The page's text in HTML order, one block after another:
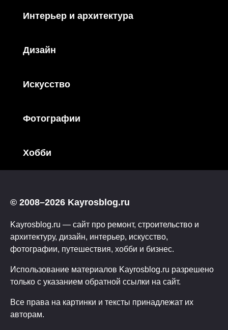
Интерьер и архитектура
Дизайн
Искусство
Фотографии
Хобби
© 2008–2026 Kayrosblog.ru
Kayrosblog.ru — сайт про ремонт, строительство и
архитектуру, дизайн, интерьер, искусство,
фотографии, путешествия, хобби и бизнес.
Использование материалов Kayrosblog.ru разрешено
только с указанием обратной ссылки на сайт.
Все права на картинки и тексты принадлежат их
авторам.